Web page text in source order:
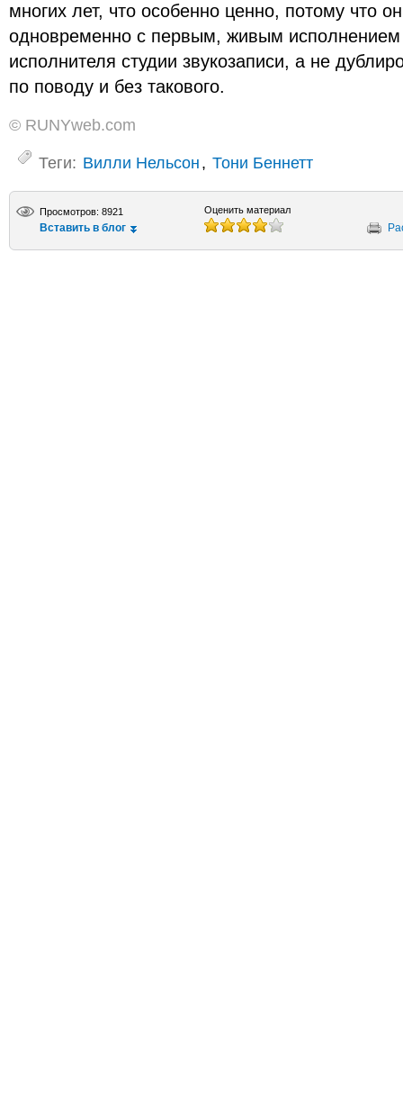
многих лет, что особенно ценно, потому что
одновременно с первым, живым
исполнителя студии звукозаписи, а не
по поводу и без такового.
© RUNYweb.com
Теги: Вилли Нельсон, Тони Беннетт
Просмотров: 8921
Вставить в блог
Оценить материал